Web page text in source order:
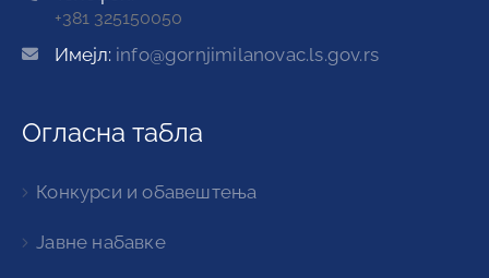
+381 325150050
Имејл: info@gornjimilanovac.ls.gov.rs
Огласна табла
Конкурси и обавештења
Јавне набавке